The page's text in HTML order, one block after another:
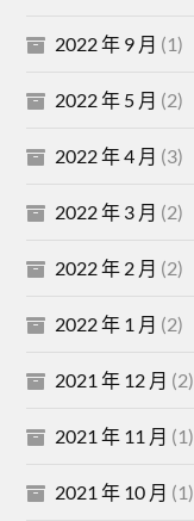
2022 年 9 月 (1)
2022 年 5 月 (2)
2022 年 4 月 (3)
2022 年 3 月 (2)
2022 年 2 月 (2)
2022 年 1 月 (2)
2021 年 12 月 (2)
2021 年 11 月 (1)
2021 年 10 月 (1)